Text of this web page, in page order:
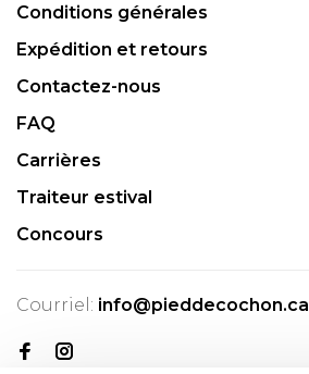
Conditions générales
Expédition et retours
Contactez-nous
FAQ
Carrières
Traiteur estival
Concours
Courriel: info@pieddecochon.ca